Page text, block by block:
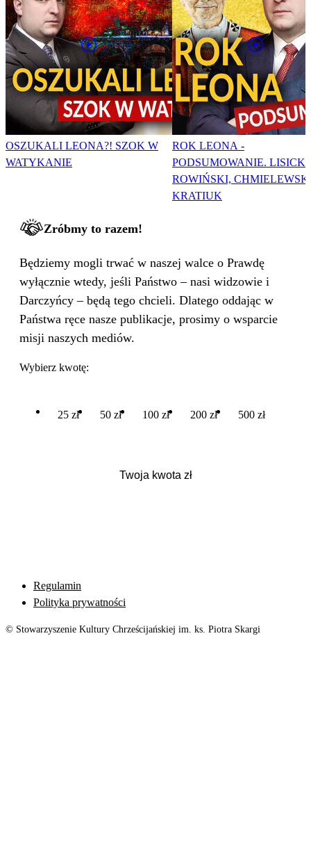
OSZUKALI LEONA?! SZOK W
WATYKANIE
ROK LEONA -
PODSUMOWANIE. LISICKI,
ROWIŃSKI,
KRATIUK
Zróbmy to razem!
Będziemy mogli trwać w naszej walce o Prawdę
wyłącznie wtedy, jeśli Państwo – nasi widzowie i
Darczyńcy – będą tego chcieli. Dlatego oddając w
Państwa ręce nasze publikacje, prosimy o wsparcie
misji naszych mediów.
Wybierz kwotę:
25 zł 50 zł 100 zł 200 zł 500 zł
Regulamin
Polityka prywatności
© Stowarzyszenie Kultury Chrześcijańskiej im. ks. Piotra Skargi